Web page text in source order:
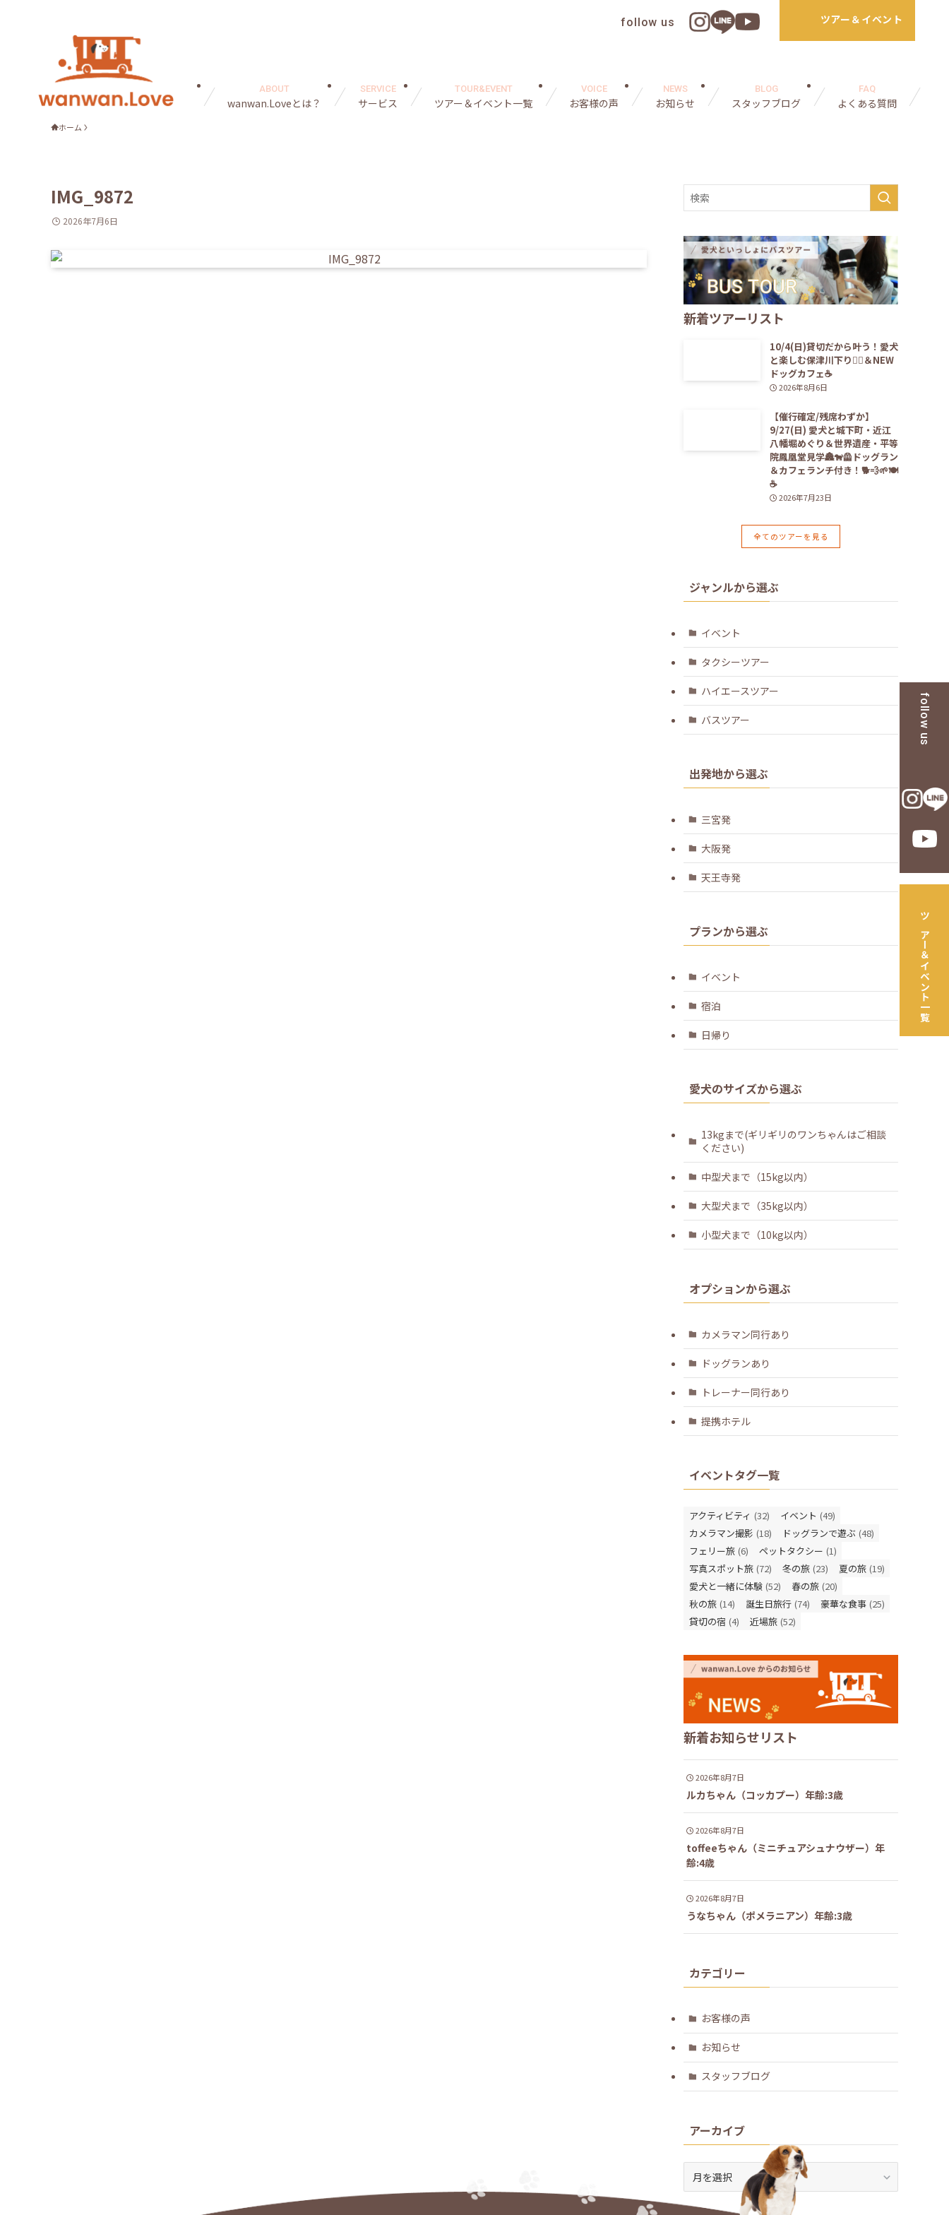
wanwan.Loveとは？
ABOUT
サービス
SERVICE
ツアー＆イベント一覧
TOUR&EVENT
お客様の声
VOICE
お知らせ
NEWS
スタッフブログ
BLOG
よくある質問
FAQ
follow us ツアー＆イベント
follow us
ツアー＆イベント一覧
ホーム
IMG_9872
2026年7月6日
新着ツアーリスト
10/4(日)貸切だから叶う！愛犬
と楽しむ保津川下り🚣‍♀️＆NEW
ドッグカフェ☕️
2026年8月6日
【催行確定/残席わずか】
9/27(日) 愛犬と城下町・近江
八幡堀めぐり＆世界遺産・平等
院鳳凰堂見学🏯🐕‍🦺ドッグラン
＆カフェランチ付き！🐕💨🌱🍽️
☕️
2026年7月23日
全てのツアーを見る
ジャンルから選ぶ
イベント
タクシーツアー
ハイエースツアー
バスツアー
出発地から選ぶ
三宮発
大阪発
天王寺発
プランから選ぶ
イベント
宿泊
日帰り
愛犬のサイズから選ぶ
13kgまで(ギリギリのワンちゃんはご相談
ください)
中型犬まで（15kg以内）
大型犬まで（35kg以内）
小型犬まで（10kg以内）
オプションから選ぶ
カメラマン同行あり
ドッグランあり
トレーナー同行あり
提携ホテル
イベントタグ一覧
アクティビティ (32) イベント (49)
カメラマン撮影 (18) ドッグランで遊ぶ (48)
フェリー旅 (6) ペットタクシー (1)
写真スポット旅 (72) 冬の旅 (23) 夏の旅 (19)
愛犬と一緒に体験 (52) 春の旅 (20)
秋の旅 (14) 誕生日旅行 (74) 豪華な食事 (25)
貸切の宿 (4) 近場旅 (52)
新着お知らせリスト
2026年8月7日
ルカちゃん（コッカプー）年齢:3歳
2026年8月7日
toffeeちゃん（ミニチュアシュナウザー）年
齢:4歳
2026年8月7日
うなちゃん（ポメラニアン）年齢:3歳
カテゴリー
お客様の声
お知らせ
スタッフブログ
アーカイブ